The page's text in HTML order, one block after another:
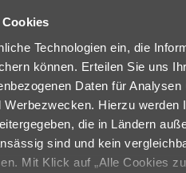
Technologien ein, die
können. Erteilen Sie uns
Daten für Analysen
Hierzu werden
die in Ländern
sind und kein
Mit Klick auf „Alle Cookies
charleston.de/app/
charleston.de/